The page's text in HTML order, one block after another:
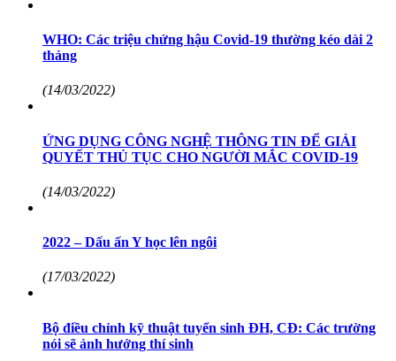
WHO: Các triệu chứng hậu Covid-19 thường kéo dài 2
tháng
(14/03/2022)
ỨNG DỤNG CÔNG NGHỆ THÔNG TIN ĐỂ GIẢI
QUYẾT THỦ TỤC CHO NGƯỜI MẮC COVID-19
(14/03/2022)
2022 – Dấu ấn Y học lên ngôi
(17/03/2022)
Bộ điều chỉnh kỹ thuật tuyển sinh ĐH, CĐ: Các trường
nói sẽ ảnh hưởng thí sinh